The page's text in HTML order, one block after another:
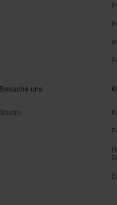
Besuche uns
Studio